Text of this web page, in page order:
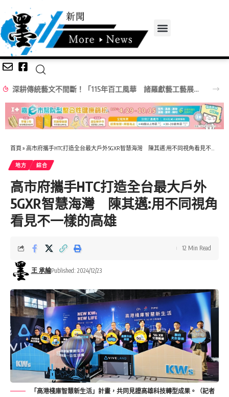
深耕傳統藝文不間斷！「115年百工風華 諸羅獻藝工藝展」跨域移師彰化溪湖展出
首頁 » 高市府攜手HTC打造全台最大戶外5GXR智慧海灣 陳其邁:用不同視角看見不一樣的高雄
地方 綜合
高市府攜手HTC打造全台最大戶外
5GXR智慧海灣 陳其邁:用不同視角
看見不一樣的高雄
王 承綸Published: 2024/12/23
12 Min Read
「高港棧庫智慧新生活」計畫，共同見證高雄科技轉型成果。（記者